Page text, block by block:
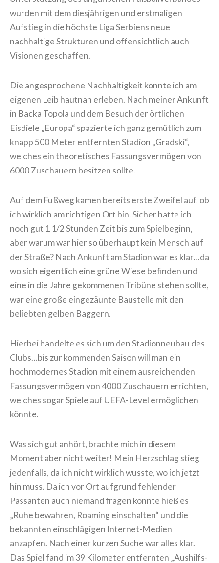
wurden mit dem diesjährigen und erstmaligen
Aufstieg in die höchste Liga Serbiens neue
nachhaltige Strukturen und offensichtlich auch
Visionen geschaffen.
Die angesprochene Nachhaltigkeit konnte ich am
eigenen Leib hautnah erleben. Nach meiner Ankunft
in Backa Topola und dem Besuch der örtlichen
Eisdiele „Europa“ spazierte ich ganz gemütlich zum
knapp 500 Meter entfernten Stadion „Gradski“,
welches ein theoretisches Fassungsvermögen von
6000 Zuschauern besitzen sollte.
Auf dem Fußweg kamen bereits erste Zweifel auf, ob
ich wirklich am richtigen Ort bin. Sicher hatte ich
noch gut 1 1/2 Stunden Zeit bis zum Spielbeginn,
aber warum war hier so überhaupt kein Mensch auf
der Straße? Nach Ankunft am Stadion war es klar…da
wo sich eigentlich eine grüne Wiese befinden und
eine in die Jahre gekommenen Tribüne stehen sollte,
war eine große eingezäunte Baustelle mit den
beliebten gelben Baggern.
Hierbei handelte es sich um den Stadionneubau des
Clubs…bis zur kommenden Saison will man ein
hochmodernes Stadion mit einem ausreichenden
Fassungsvermögen von 4000 Zuschauern errichten,
welches sogar Spiele auf UEFA-Level ermöglichen
könnte.
Was sich gut anhört, brachte mich in diesem
Moment aber nicht weiter! Mein Herzschlag stieg
jedenfalls, da ich nicht wirklich wusste, wo ich jetzt
hin muss. Da ich vor Ort aufgrund fehlender
Passanten auch niemand fragen konnte hieß es
„Ruhe bewahren, Roaming einschalten“ und die
bekannten einschlägigen Internet-Medien
anzapfen. Nach einer kurzen Suche war alles klar.
Das Spiel fand im 39 Kilometer entfernten „Aushilfs-